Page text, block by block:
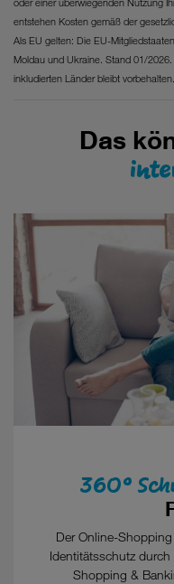
oder einer überwiegenden Nutzung
entstehen Kosten gemäß der
Als EU gelten: Die EU-
Moldau und Ukraine. Stand 01/
inkludierten Länder bleibt vorbehalten.
Das
360°
Der Online-
Identitätsschutz
Shopping &